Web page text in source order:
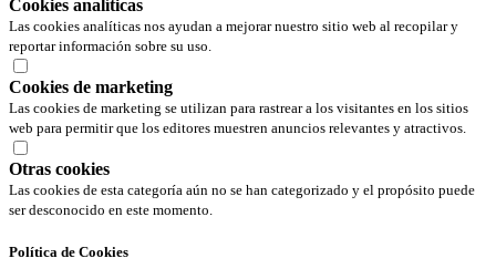
Cookies analíticas
Las cookies analíticas nos ayudan a mejorar nuestro sitio web al recopilar y
reportar información sobre su uso.
Cookies de marketing
Las cookies de marketing se utilizan para rastrear a los visitantes en los sitios
web para permitir que los editores muestren anuncios relevantes y atractivos.
Otras cookies
Las cookies de esta categoría aún no se han categorizado y el propósito puede
ser desconocido en este momento.
Política de Cookies